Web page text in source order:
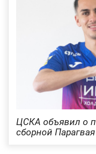
ЦСКА объявил о
сборной